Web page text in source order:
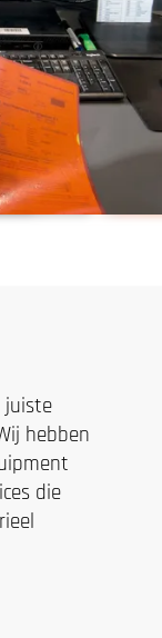
juiste
hebben
die